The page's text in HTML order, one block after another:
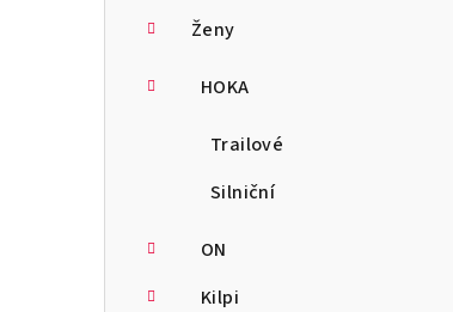
Ženy
HOKA
Trailové
Silniční
ON
Kilpi